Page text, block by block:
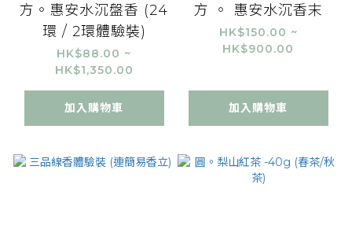
方。惠安水沉盤香 (24
環 / 2環體驗裝)
HK$88.00 ~
HK$1,350.00
加入購物車
方 。 惠安水沉香末
HK$150.00 ~
HK$900.00
加入購物車